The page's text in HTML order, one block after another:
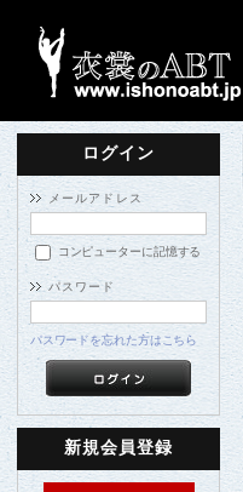
ログイン
メールアドレス
コンピューターに記憶する
パスワード
パスワードを忘れた方はこちら
新規会員登録